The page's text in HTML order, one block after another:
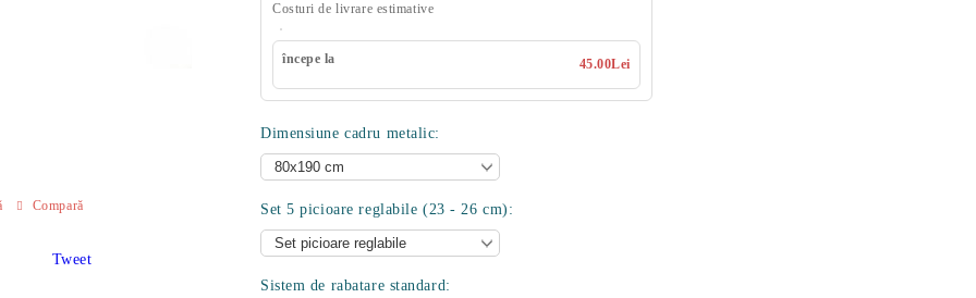
Costuri de livrare estimative
începe la 45.00Lei
Dimensiune cadru metalic:
Set 5 picioare reglabile (23 - 26 cm):
Sistem de rabatare standard:
Compară
Tweet